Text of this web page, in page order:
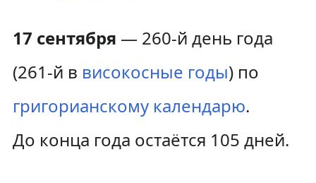
17 сентября — 260-й день года
(261-й в високосные годы) по
григорианскому календарю.
До конца года остаётся 105 дней.